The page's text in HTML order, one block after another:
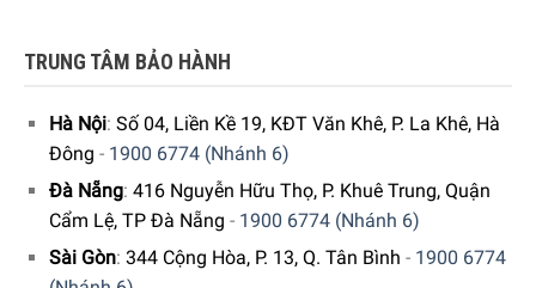
TRUNG TÂM BẢO HÀNH
Hà Nội: Số 04, Liền Kề 19, KĐT Văn Khê, P. La Khê, Hà
Đông - 1900 6774 (Nhánh 6)
Đà Nẵng: 416 Nguyễn Hữu Thọ, P. Khuê Trung, Quận
Cẩm Lệ, TP Đà Nẵng - 1900 6774 (Nhánh 6)
Sài Gòn: 344 Cộng Hòa, P. 13, Q. Tân Bình - 1900 6774